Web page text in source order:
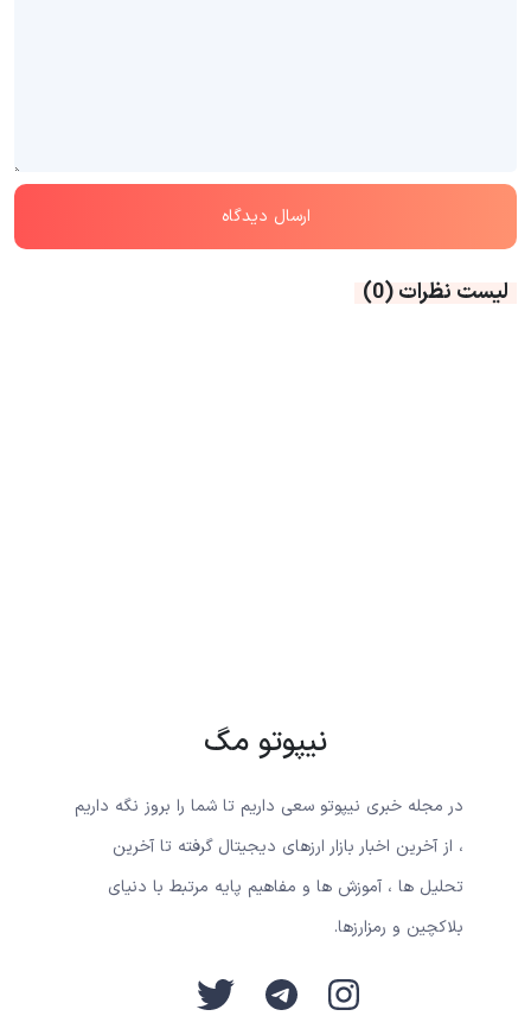
لیست نظرات(0)
نیپوتو مگ
در مجله خبری نیپوتو سعی داریم تا شما را بروز نگه داریم
، از آخرین اخبار بازار ارزهای دیجیتال گرفته تا آخرین
تحلیل ها ، آموزش ها و مفاهیم پایه مرتبط با دنیای
بلاکچین و رمزارزها.